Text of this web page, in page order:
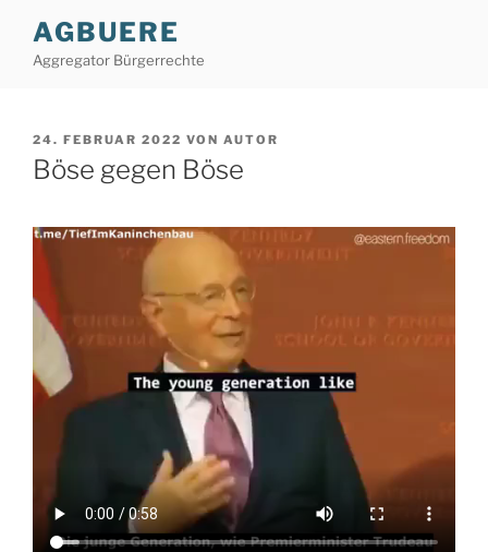
Inhalt
springen
AGBUERE
Aggregator Bürgerrechte
VERÖFFENTLICHT
AM
24. FEBRUAR 2022 VON AUTOR
Böse gegen Böse